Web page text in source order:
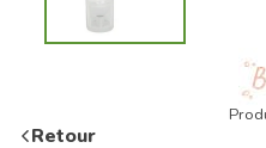
Retour